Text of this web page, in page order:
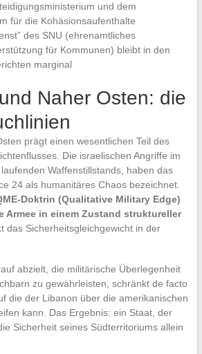
und dem
für die Kohäsionsaufenthalte
des SNU (ehrenamtliches
für Kommunen) bleibt in den
marginal
Naher Osten: die
prägt einen wesentlichen Teil des
Die israelischen Angriffe im
Waffenstillstands, haben das
24 als humanitäres Chaos bezeichnet.
Doktrin (Qualitative Military Edge)
Armee in einem Zustand struktureller
das Sicherheitsgleichgewicht in der
abzielt, die militärische Überlegenheit
zu gewährleisten, schränkt de facto
die der Libanon über die amerikanischen
kann. Das Ergebnis: ein Staat, der
Sicherheit seines Südterritoriums allein